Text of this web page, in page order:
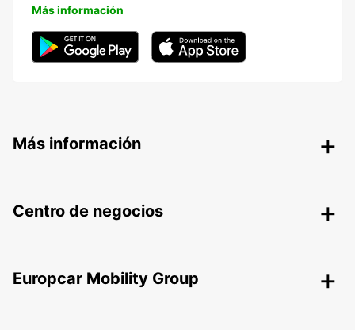
Más información
Más información
Centro de negocios
Europcar Mobility Group